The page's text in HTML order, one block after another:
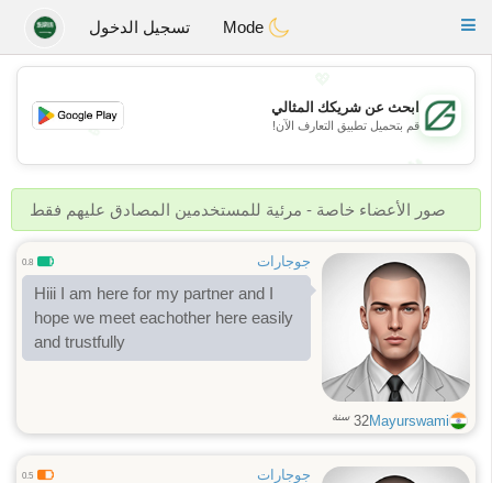
GulfDating
Toggle
تسجيل الدخول
💖
💕
ابحث عن شريكك المثالي
قم بتحميل تطبيق التعارف الآن!
صور الأعضاء خاصة - مرئية للمستخدمين المصادق عليهم فقط
جوجارات 0.8
Hiii I am here for my partner and I
hope we meet eachother here easily
and trustfully
Mayurswami
32 سنة
جوجارات 0.5